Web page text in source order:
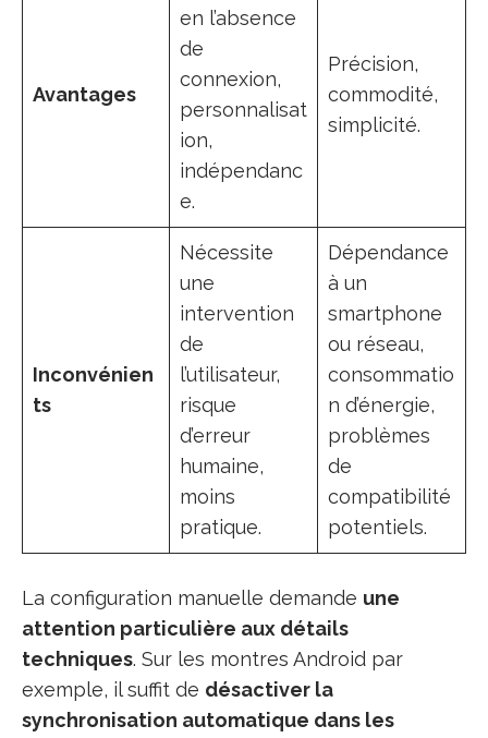
Avantages
en l’absence
de
connexion,
personnalisat
ion,
indépendanc
e.
Précision,
commodité,
simplicité.
Inconvénien
ts
Nécessite
une
intervention
de
l’utilisateur,
risque
d’erreur
humaine,
moins
pratique.
Dépendance
à un
smartphone
ou réseau,
consommatio
n d’énergie,
problèmes
de
compatibilité
potentiels.
La configuration manuelle demande une
attention particulière aux détails
techniques. Sur les montres Android par
exemple, il suffit de désactiver la
synchronisation automatique dans les